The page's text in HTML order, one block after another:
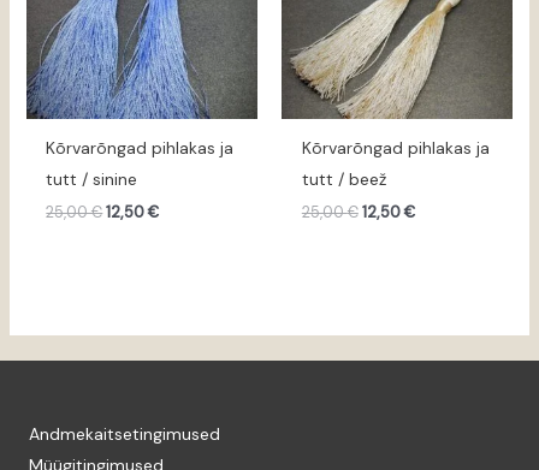
Kõrvarõngad pihlakas ja
tutt / sinine
25,00€12,50€
Kõrvarõngad pihlakas ja
tutt / beež
25,00€ 12,50€
Andmekaitsetingimused
Müügitingimused